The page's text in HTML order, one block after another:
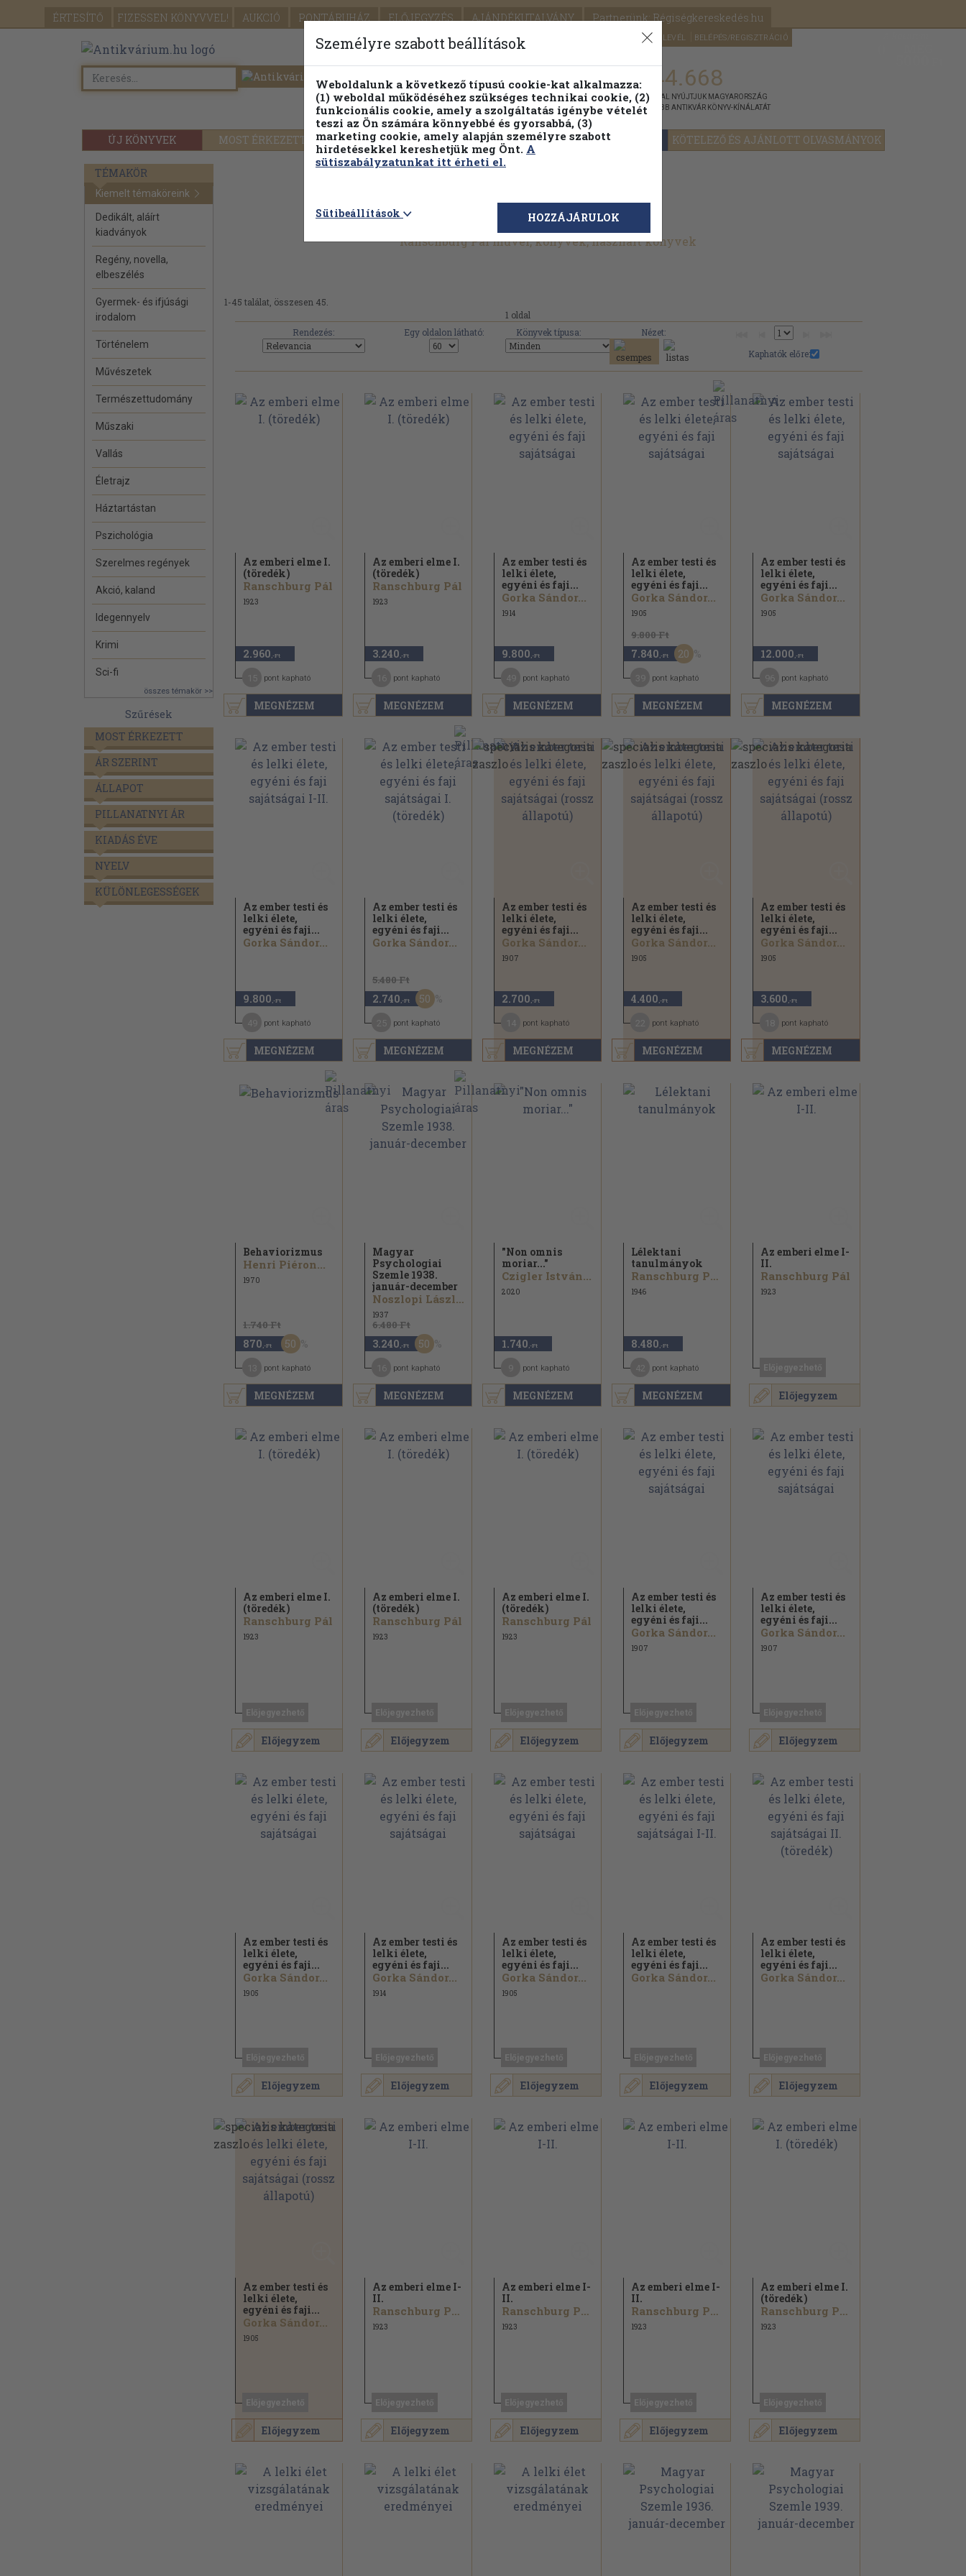
ÉRTESÍTŐ FIZESSEN KÖNYVVEL! AUKCIÓ PONTÁRUHÁZ ELŐJEGYZÉS AJÁNDÉKUTALVÁNY Partnerünk: Régiségkereskedés.hu
SEGÍTSÉG HÍRLEVÉL BELÉPÉS/REGISZTRÁCIÓ
ÚJ KÖNYVEK MOST ÉRKEZETT PILLANATNYI ÁRAINK FENNTARTHATÓ OLVASMÁNYOK KÖTELEZŐ ÉS AJÁNLOTT OLVASMÁNYOK
Részletes kereső Témaköri fa 1.144.668
KIADVÁNNYAL NYÚJTJUK MAGYARORSZÁG
LEGNAGYOBB ANTIKVÁR KÖNYV-KÍNÁLATÁT
TÉMAKÖR
Kiemelt témaköreink
Dedikált, aláírt
kiadványok
Regény, novella,
elbeszélés
Gyermek- és ifjúsági
irodalom
Történelem
Művészetek
Természettudomány
Műszaki
Vallás
Életrajz
Háztartástan
Pszichológia
Szerelmes regények
Akció, kaland
Idegennyelv
Krimi
Sci-fi
összes témakör >>
Szűrések
MOST ÉRKEZETT
ÁR SZERINT
ÁLLAPOT
PILLANATNYI ÁR
KIADÁS ÉVE
NYELV
KÜLÖNLEGESSÉGEK
Ranschburg Pál művei, könyvek, használt könyvek
1-45 találat, összesen 45.
1 oldal
Rendezés:
Egy oldalon látható: Könyvek típusa:
Nézet:
Kaphatók előre:
MEGNÉZEM
Az emberi elme I.
(töredék)
Ranschburg Pál
1923
2.960 ,-Ft
pont kapható
MEGNÉZEM
Az emberi elme I.
(töredék)
Ranschburg Pál
1923
3.240 ,-Ft
pont kapható
MEGNÉZEM
Az ember testi és
lelki élete,
egyéni és faji...
Gorka Sándor...
1914
9.800 ,-Ft
pont kapható
MEGNÉZEM
Az ember testi és
lelki élete,
egyéni és faji...
Gorka Sándor...
1905
9.800 Ft
7.840 ,-Ft 20
pont kapható
MEGNÉZEM
Az ember testi és
lelki élete,
egyéni és faji...
Gorka Sándor...
1905
12.000 ,-Ft
pont kapható
MEGNÉZEM
Az ember testi és
lelki élete,
egyéni és faji...
Gorka Sándor...
9.800 ,-Ft
pont kapható
MEGNÉZEM
Az ember testi és
lelki élete,
egyéni és faji...
Gorka Sándor...
5.480 Ft
2.740 ,-Ft 50
pont kapható
MEGNÉZEM
Az ember testi és
lelki élete,
egyéni és faji...
Gorka Sándor...
1907
2.700 ,-Ft
pont kapható
MEGNÉZEM
Az ember testi és
lelki élete,
egyéni és faji...
Gorka Sándor...
1905
4.400 ,-Ft
pont kapható
MEGNÉZEM
Az ember testi és
lelki élete,
egyéni és faji...
Gorka Sándor...
1905
3.600 ,-Ft
pont kapható
MEGNÉZEM
Behaviorizmus
Henri Piéron...
1970
1.740 Ft
870 ,-Ft 50
pont kapható
MEGNÉZEM
Magyar
Psychologiai
Szemle 1938.
január-december
Noszlopi László...
1937
6.480 Ft
3.240 ,-Ft 50
pont kapható
MEGNÉZEM
"Non omnis
moriar..."
Czigler István...
2020
1.740 ,-Ft
pont kapható
MEGNÉZEM
Lélektani
tanulmányok
Ranschburg Pál...
1946
8.480 ,-Ft
pont kapható
Előjegyzem
Az emberi elme I-
II.
Ranschburg Pál
1923
Előjegyzem
Az emberi elme I.
(töredék)
Ranschburg Pál
1923
Előjegyzem
Az emberi elme I.
(töredék)
Ranschburg Pál
1923
Előjegyzem
Az emberi elme I.
(töredék)
Ranschburg Pál
1923
Előjegyzem
Az ember testi és
lelki élete,
egyéni és faji...
Gorka Sándor...
1907
Előjegyzem
Az ember testi és
lelki élete,
egyéni és faji...
Gorka Sándor...
1907
Előjegyzem
Az ember testi és
lelki élete,
egyéni és faji...
Gorka Sándor...
1905
Előjegyzem
Az ember testi és
lelki élete,
egyéni és faji...
Gorka Sándor...
1914
Előjegyzem
Az ember testi és
lelki élete,
egyéni és faji...
Gorka Sándor...
1905
Előjegyzem
Az ember testi és
lelki élete,
egyéni és faji...
Gorka Sándor...
Előjegyzem
Az ember testi és
lelki élete,
egyéni és faji...
Gorka Sándor...
Előjegyzem
Az ember testi és
lelki élete,
egyéni és faji...
Gorka Sándor...
1905
Előjegyzem
Az emberi elme I-
II.
Ranschburg Pál...
1923
Előjegyzem
Az emberi elme I-
II.
Ranschburg Pál...
1923
Előjegyzem
Az emberi elme I-
II.
Ranschburg Pál...
1923
Előjegyzem
Az emberi elme I.
(töredék)
Ranschburg Pál...
1923
Személyre szabott beállítások
Weboldalunk a következő típusú cookie-kat alkalmazza:
(1) weboldal működéséhez szükséges technikai cookie, (2)
funkcionális cookie, amely a szolgáltatás igénybe vételét
teszi az Ön számára könnyebbé és gyorsabbá, (3)
marketing cookie, amely alapján személyre szabott
hirdetésekkel kereshetjük meg Önt. A
sütiszabályzatunkat itt érheti el.
Sütibeállítások HOZZÁJÁRULOK